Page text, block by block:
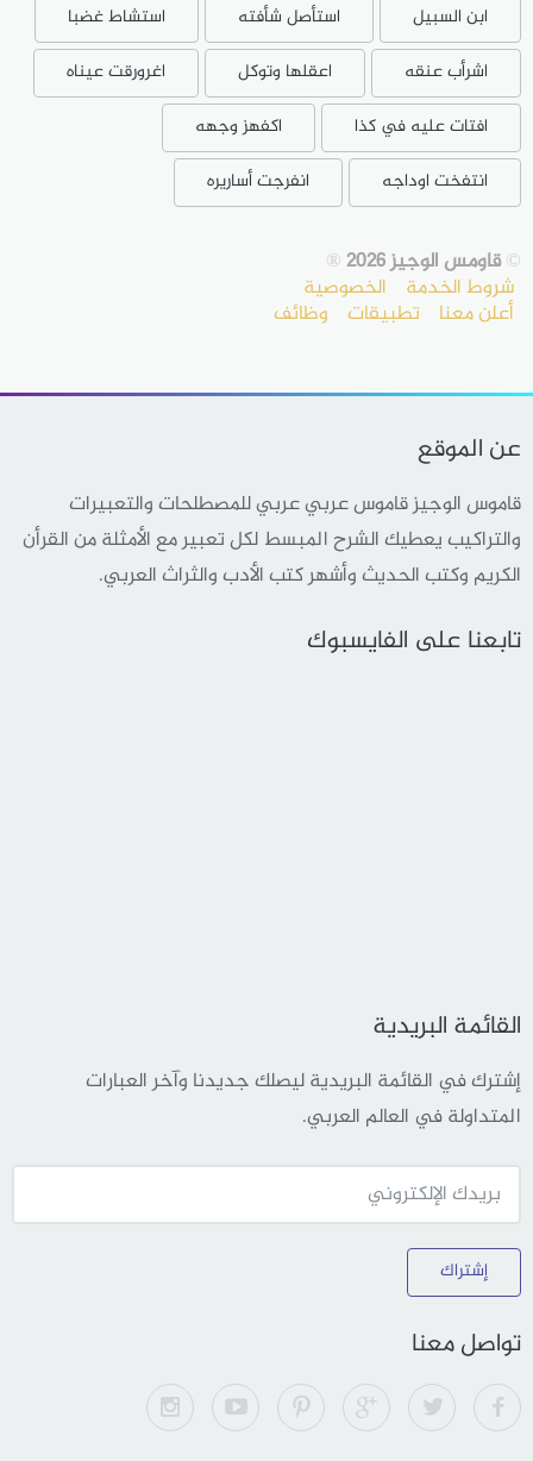
ابن السبيل استأصل شأفته
استشاط غضبا
اشرأب عنقه
اعقلها وتوكل
اغرورقت عيناه
افتات عليه في كذا
اكفهز وجهه
انتفخت اوداجه
انفرجت أساريره
©قاومس الوجيز 2026 ®
شروط الخدمة الخصوصية
أعلن معنا تطبيقات وظائف
عن الموقع
قاموس الوجيز قاموس عربي عربي للمصطلحات والتعبيرات
والتراكيب يعطيك الشرح المبسط لكل تعبير مع الأمثلة من القرأن
الكريم وكتب الحديث وأشهر كتب الأدب والثراث العربي.
تابعنا على الفايسبوك
القائمة البريدية
إشترك في القائمة البريدية ليصلك جديدنا وآخر العبارات
المتداولة في العالم العربي.
إشتراك
تواصل معنا